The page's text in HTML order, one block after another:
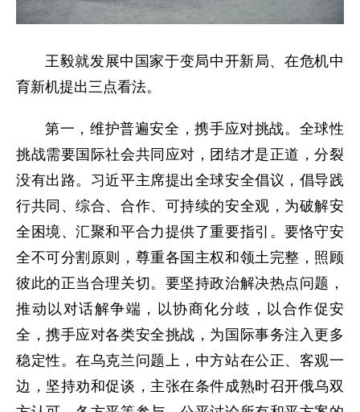
王毅就发展中国家于变局中开新局、在危机中
育新机提出三点看法。
第一，维护普遍安全，携手应对挑战。全球性
挑战需要国际社会共同应对，团结才是正道，分裂
没有出路。习近平主席提出全球安全倡议，倡导践
行共同、综合、合作、可持续的安全观，为破解安
全困境、汇聚和平合力提供了重要指引。要恪守安
全不可分割原则，尊重各国主权和领土完整，照顾
彼此的正当合理关切。要坚持政治解决热点问题，
推动以对话解争端，以协商化分歧，以合作促安
全，携手应对各类安全挑战，为国际事务注入更多
稳定性。在乌克兰问题上，中方站在公正、客观一
边，坚持劝和促谈，主张在条件成熟时召开俄乌双